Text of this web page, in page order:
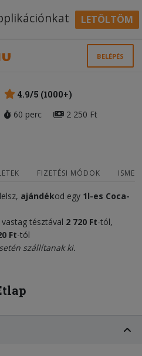
LETÖLTÖM
BELÉPÉS
4.9/5 (1000+)
60 perc 2 250 Ft
FIZETÉSI MÓDOK
ajándékod egy 1l-es Coca-
tésztával 2 720 Ft-tól,
Ft-tól
szállítanak ki.